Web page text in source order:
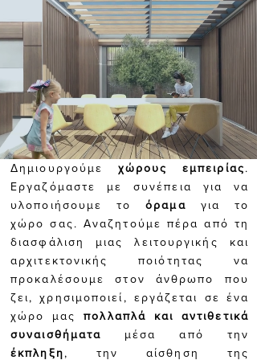
Δημιουργούμε χώρους εμπειρίας.
Εργαζόμαστε με συνέπεια για να
υλοποιήσουμε το
όραμα για το
χώρο σας. Αναζητούμε πέρα από τη
διασφάλιση μιας λειτουργικής και
αρχιτεκτονικής ποιότητας να
προκαλέσουμε στον άνθρωπο που
ζει, χρησιμοποιεί, εργάζεται σε ένα
χώρο μαςπολλαπλά και αντιθετικά
συναισθήματα μέσα από την
έκπληξη, την αίσθηση της